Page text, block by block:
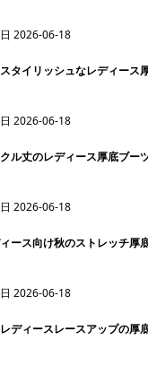
2026-06-18
タイリッシュなレディース
2026-06-18
ル丈のレディース厚底ブー
2026-06-18
ース向け秋のストレッチ厚
2026-06-18
ディースレースアップの厚